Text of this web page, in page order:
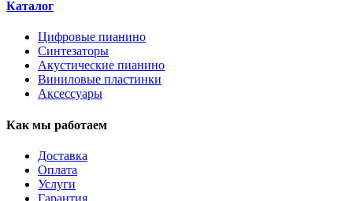
Каталог
Цифровые пианино
Синтезаторы
Акустические пианино
Виниловые пластинки
Аксессуары
Как мы работаем
Доставка
Оплата
Услуги
Гарантия